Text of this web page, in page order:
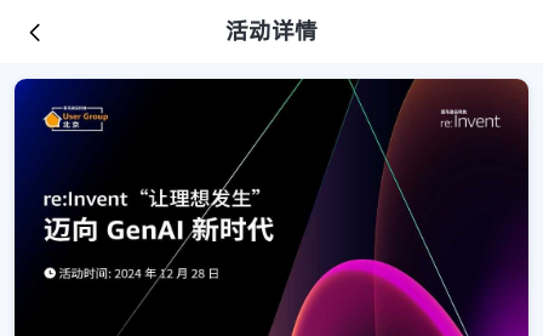
活动详情